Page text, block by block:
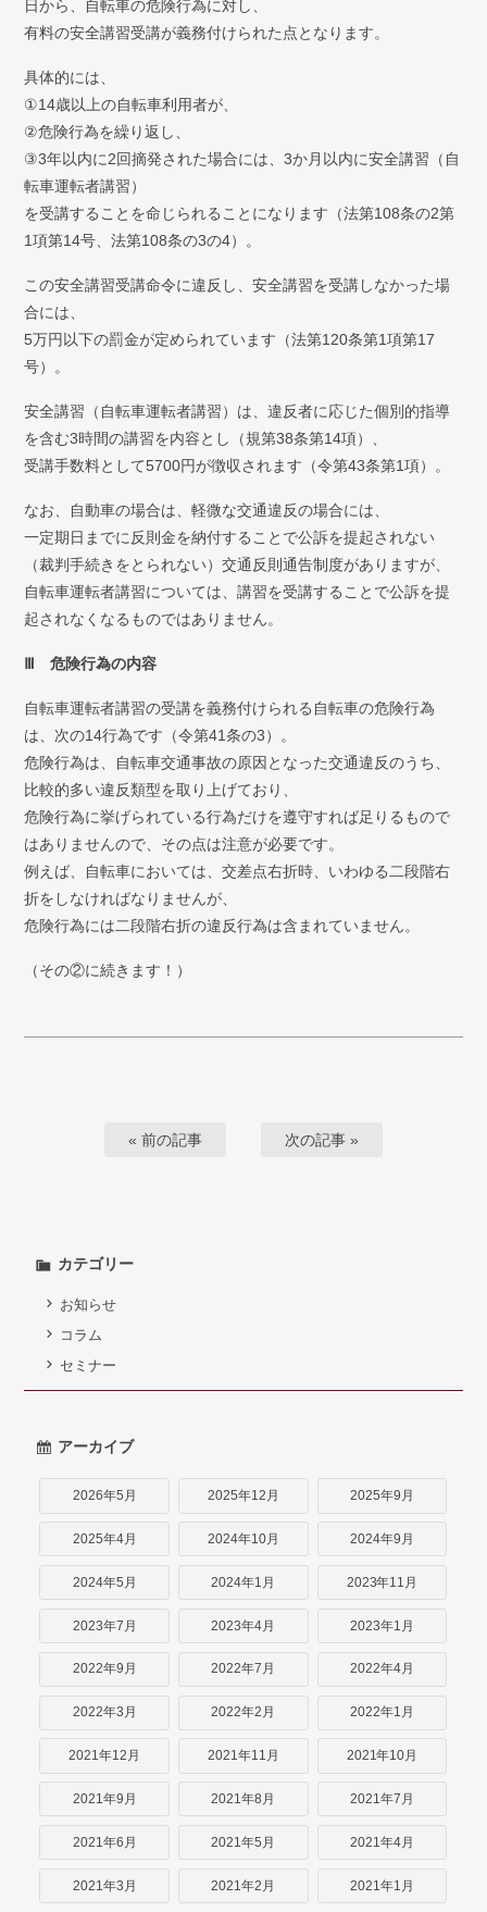
日から、自転車の危険行為に対し、
有料の安全講習受講が義務付けられた点となります。
具体的には、
①14歳以上の自転車利用者が、
②危険行為を繰り返し、
③3年以内に2回摘発された場合には、3か月以内に安全講習（自
転車運転者講習）
を受講することを命じられることになります（法第108条の2第
1項第14号、法第108条の3の4）。
この安全講習受講命令に違反し、安全講習を受講しなかった場
合には、
5万円以下の罰金が定められています（法第120条第1項第17
号）。
安全講習（自転車運転者講習）は、違反者に応じた個別的指導
を含む3時間の講習を内容とし（規第38条第14項）、
受講手数料として5700円が徴収されます（令第43条第1項）。
なお、自動車の場合は、軽微な交通違反の場合には、
一定期日までに反則金を納付することで公訴を提起されない
（裁判手続きをとられない）交通反則通告制度がありますが、
自転車運転者講習については、講習を受講することで公訴を提
起されなくなるものではありません。
Ⅲ 危険行為の内容
自転車運転者講習の受講を義務付けられる自転車の危険行為
は、次の14行為です（令第41条の3）。
危険行為は、自転車交通事故の原因となった交通違反のうち、
比較的多い違反類型を取り上げており、
危険行為に挙げられている行為だけを遵守すれば足りるもので
はありませんので、その点は注意が必要です。
例えば、自転車においては、交差点右折時、いわゆる二段階右
折をしなければなりませんが、
危険行為には二段階右折の違反行為は含まれていません。
（その②に続きます！）
« 前の記事 次の記事 »
カテゴリー
お知らせ
コラム
セミナー
アーカイブ
2026年5月 2025年12月 2025年9月
2025年4月 2024年10月 2024年9月
2024年5月 2024年1月 2023年11月
2023年7月 2023年4月 2023年1月
2022年9月 2022年7月 2022年4月
2022年3月 2022年2月 2022年1月
2021年12月 2021年11月 2021年10月
2021年9月 2021年8月 2021年7月
2021年6月 2021年5月 2021年4月
2021年3月 2021年2月 2021年1月